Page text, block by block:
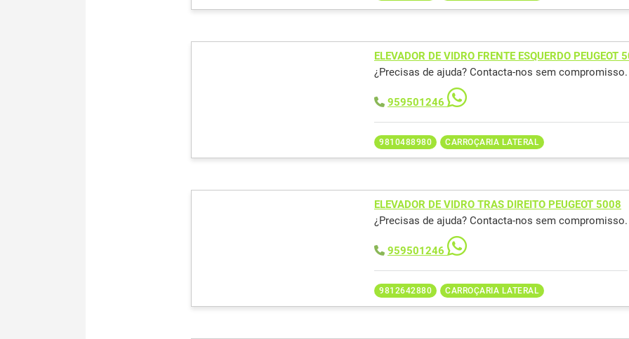
ELEVADOR DE VIDRO FRENTE ESQUERDO PEUGEOT
¿Precisas de ajuda? Contacta-nos sem compromisso.
959501246
9810488980 CARROÇARIA LATERAL
ELEVADOR DE VIDRO TRAS DIREITO PEUGEOT 5008
¿Precisas de ajuda? Contacta-nos sem compromisso.
959501246
9812642880 CARROÇARIA LATERAL